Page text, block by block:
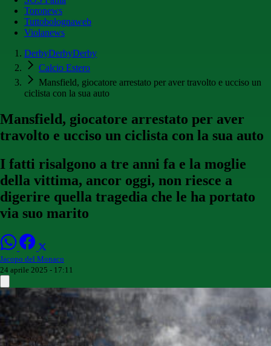
Toronews
Tuttobolognaweb
Violanews
DerbyDerbyDerby
Calcio Estero
Mansfield, giocatore arrestato per aver travolto e ucciso un
ciclista con la sua auto
Mansfield, giocatore arrestato per aver
travolto e ucciso un ciclista con la sua auto
I fatti risalgono a tre anni fa e la moglie
della vittima, ancor oggi, non riesce a
digerire quella tragedia che le ha portato
via suo marito
Jacopo del Monaco
24 aprile 2025 - 17:11